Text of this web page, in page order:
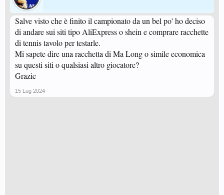
Salve visto che è finito il campionato da un bel po' ho deciso
di andare sui siti tipo AliExpress o shein e comprare racchette
di tennis tavolo per testarle.
Mi sapete dire una racchetta di Ma Long o simile economica
su questi siti o qualsiasi altro giocatore?
Grazie
15 Lug 2024